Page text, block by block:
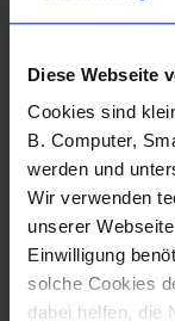
Diese Webseite
Cookies sind
B. Computer,
werden und
Wir verwenden
unserer
Einwilligung
solche Cookies
dabei helfen, die
Fotografo:
Sternbach
Download